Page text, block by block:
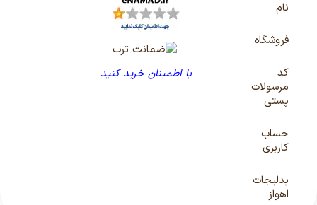
نام
فروشگاه
کد
مرسولات
پستی
حساب
کاربری
بدلیجات
اهواز
با اطمینان خرید کنید